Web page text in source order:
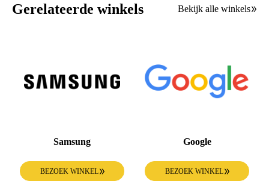
Gerelateerde winkels Bekijk alle winkels
Samsung
BEZOEK WINKEL
Google
BEZOEK WINKEL